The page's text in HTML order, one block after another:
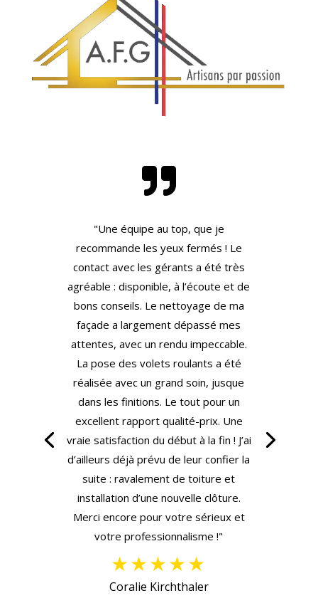

"Une équipe au top, que je
recommande les yeux fermés ! Le
contact avec les gérants a été très
agréable : disponible, à l’écoute et de
bons conseils. Le nettoyage de ma
façade a largement dépassé mes
attentes, avec un rendu impeccable.
La pose des volets roulants a été
réalisée avec un grand soin, jusque
dans les finitions. Le tout pour un
excellent rapport qualité-prix. Une
vraie satisfaction du début à la fin ! J’ai
d’ailleurs déjà prévu de leur confier la
suite : ravalement de toiture et
installation d’une nouvelle clôture.
Merci encore pour votre sérieux et
votre professionnalisme !"
★★★★★
Coralie Kirchthaler